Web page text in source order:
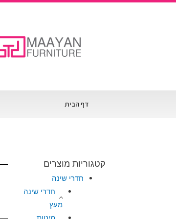
דף הבית
קטגוריות מוצרים
חדרי שינה
חדרי שינה
מעץ